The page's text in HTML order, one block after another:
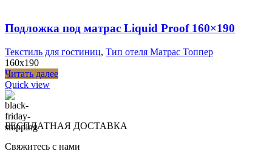
Подложка под матрас Liquid Proof 160×190
Текстиль для гостиниц, Тип отеля Матрас Топпер
160x190
Читать далее
Quick view
БЕСПЛАТНАЯ ДОСТАВКА
Свяжитесь с нами